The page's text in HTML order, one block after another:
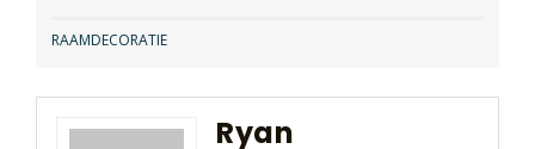
RAAMDECORATIE
Ryan